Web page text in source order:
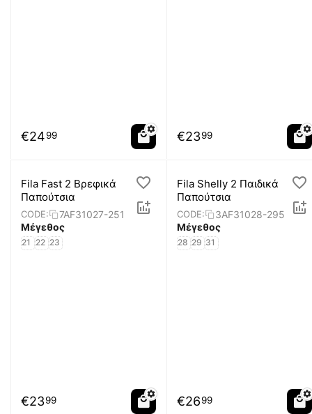
€2499 €2399
Fila Fast 2 Βρεφικά
Παπούτσια
CODE:
7AF31027-251
Μέγεθος
21 22 23
€2399
Fila Shelly 2 Παιδικά
Παπούτσια
CODE:
3AF31028-295
Μέγεθος
28 29 31
€2699